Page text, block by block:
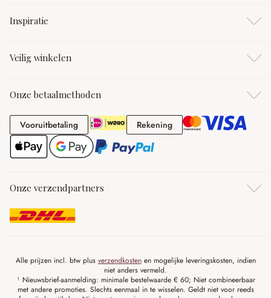
Inspiratie
Veilig winkelen
Onze betaalmethoden
VooruitbetalingVooruitbetaling RekeningRekening
Onze verzendpartners
Alle prijzen incl. btw plus verzendkostenen mogelijke leveringskosten, indien
niet anders vermeld.
¹ Nieuwsbrief-aanmelding: minimale bestelwaarde € 60; Niet combineerbaar
met andere promoties. Slechts eenmaal in te wisselen. Geldt niet voor reeds